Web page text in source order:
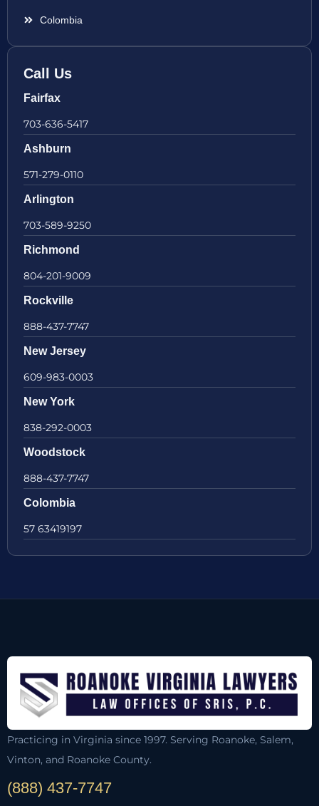
Colombia
Call Us
Fairfax
703-636-5417
Ashburn
571-279-0110
Arlington
703-589-9250
Richmond
804-201-9009
Rockville
888-437-7747
New Jersey
609-983-0003
New York
838-292-0003
Woodstock
888-437-7747
Colombia
57 63419197
Practicing in Virginia since 1997. Serving Roanoke, Salem,
Vinton, and Roanoke County.
(888) 437-7747